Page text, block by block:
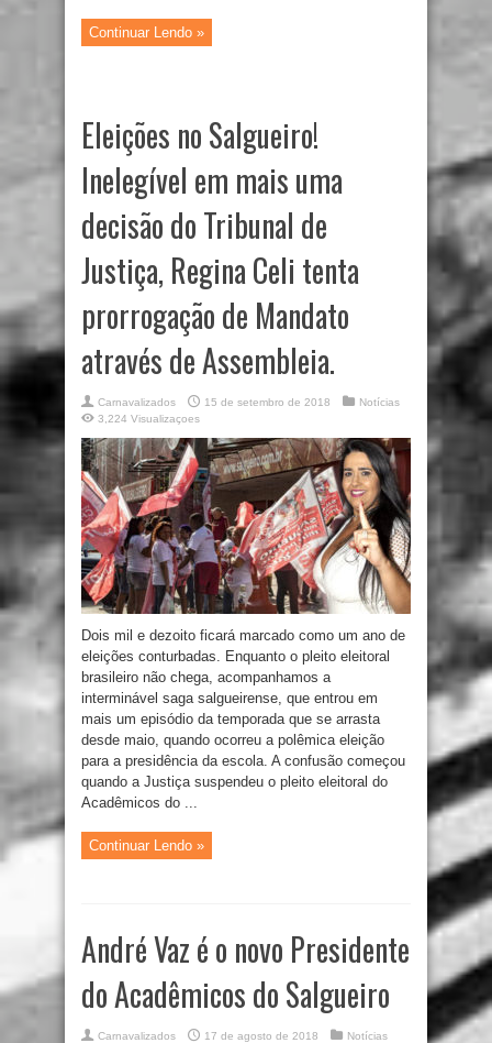
Continuar Lendo »
Eleições no Salgueiro!
Inelegível em mais uma
decisão do Tribunal de
Justiça, Regina Celi tenta
prorrogação de Mandato
através de Assembleia.
Carnavalizados 15 de setembro de 2018
Notícias
3,224 Visualizaçoes
Dois mil e dezoito ficará marcado como um ano de
eleições conturbadas. Enquanto o pleito eleitoral
brasileiro não chega, acompanhamos a
interminável saga salgueirense, que entrou em
mais um episódio da temporada que se arrasta
desde maio, quando ocorreu a polêmica eleição
para a presidência da escola. A confusão começou
quando a Justiça suspendeu o pleito eleitoral do
Acadêmicos do ...
Continuar Lendo »
André Vaz é o novo Presidente
do Acadêmicos do Salgueiro
Carnavalizados 17 de agosto de 2018
Notícias